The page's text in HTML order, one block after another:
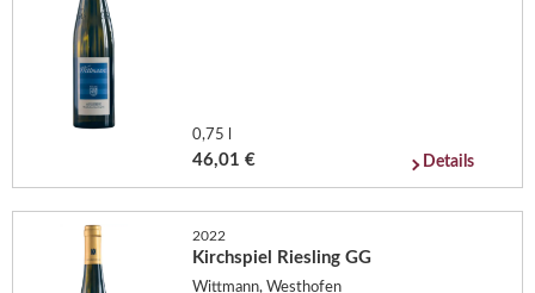
0,75 l
46,01 € Details
2022
Kirchspiel Riesling GG
Wittmann, Westhofen